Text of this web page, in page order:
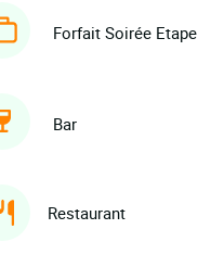
Forfait Soirée Etape
Bar
Restaurant